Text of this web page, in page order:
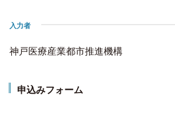
入力者
神戸医療産業都市推進機構
申込みフォーム